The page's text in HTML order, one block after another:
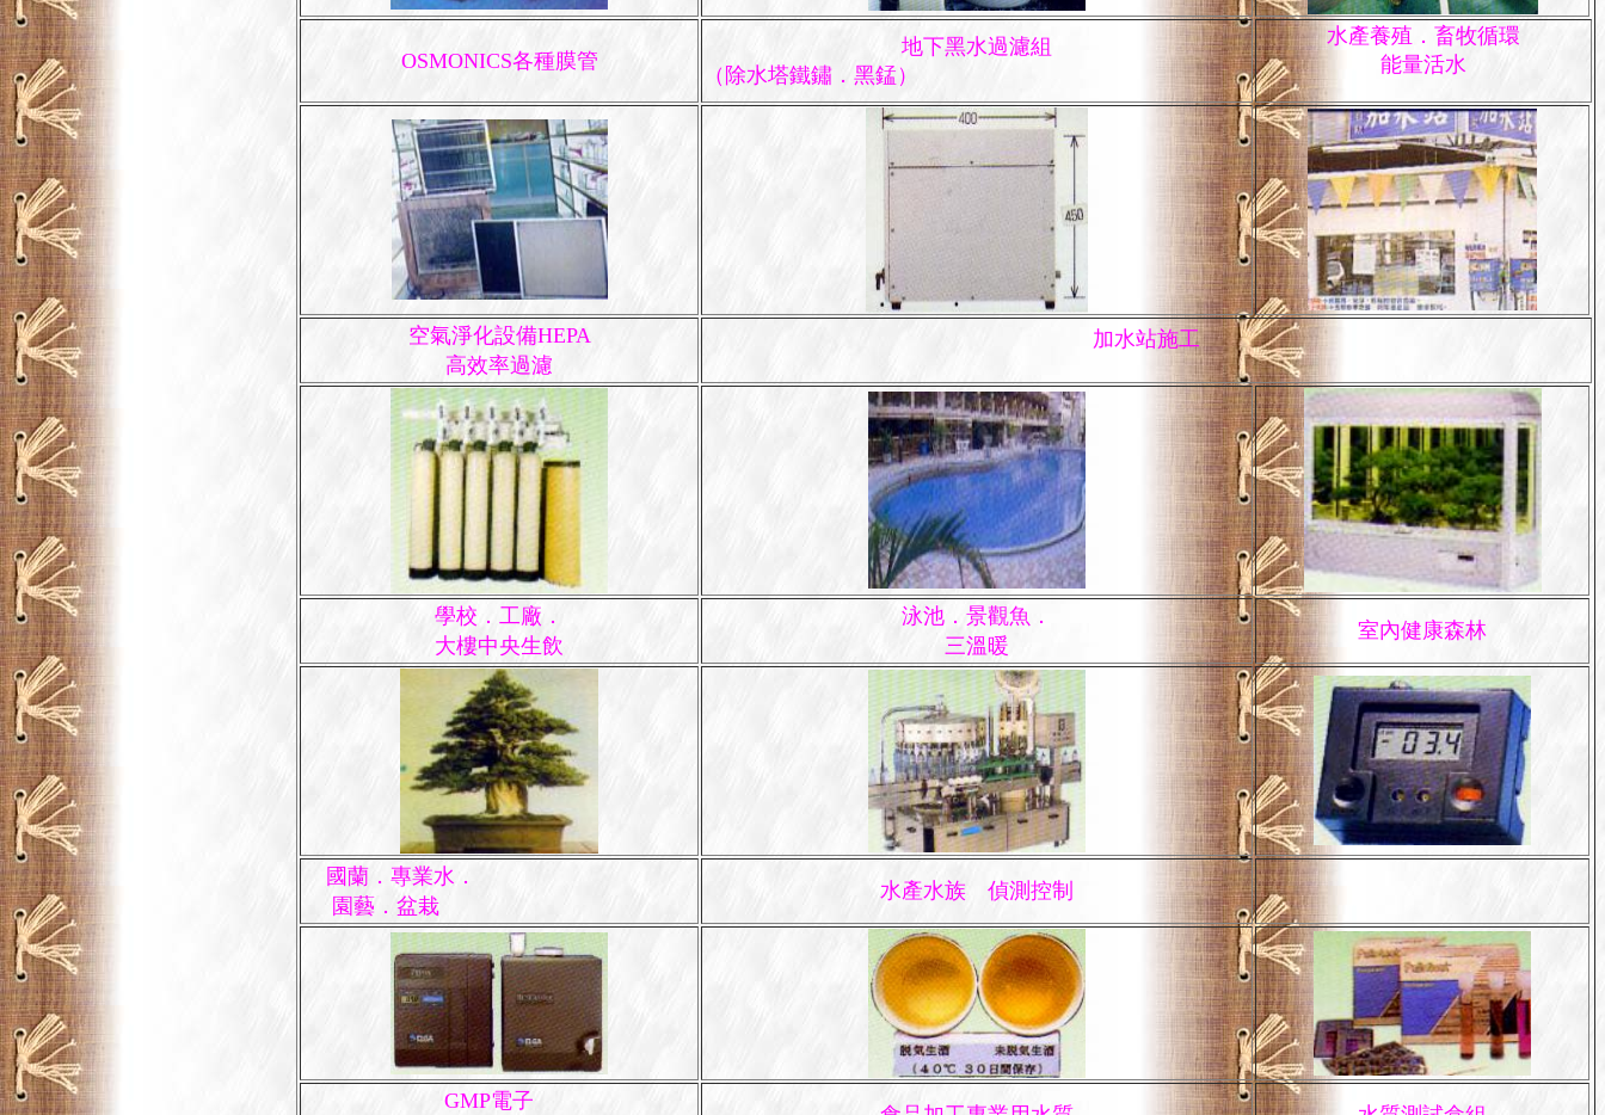
OSMONICS各種膜管
地下黑水過濾組
（除水塔鐵鏽．黑錳）
水產養殖．畜牧循環
能量活水
空氣淨化設備HEPA
高效率過濾
加水站施工
學校．工廠．
大樓中央生飲
泳池．景觀魚．
三溫暖
室內健康森林
國蘭．專業水．
園藝．盆栽
水產水族 偵測控制
GMP電子